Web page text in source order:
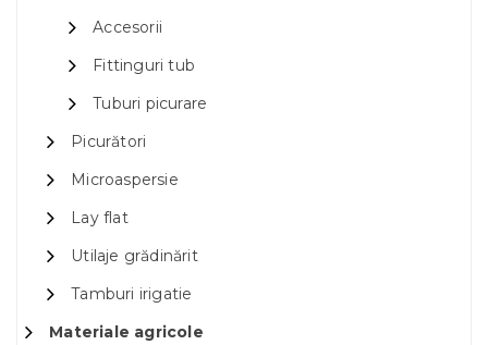
Accesorii
Fittinguri tub
Tuburi picurare
Picurători
Microaspersie
Lay flat
Utilaje grădinărit
Tamburi irigatie
Materiale agricole